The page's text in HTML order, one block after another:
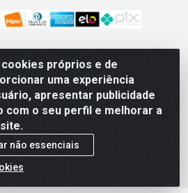
próprios e de
uma experiência
apresentar publicidade
com o seu perfil e melhorar a
não essenciais
Asr Ne 55 (412 Norte), Alameda
Palmas/TO - CEP 77.006-540 -
05.922.500/0001-02